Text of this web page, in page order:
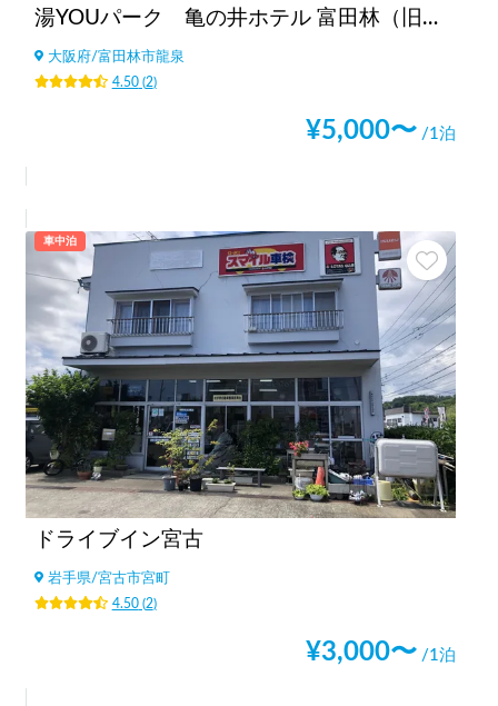
湯YOUパーク 亀の井ホテル 富田林（旧かんぽの宿富田林）（大阪府）
大阪府/富田林市龍泉
4.50(2)
¥5,000〜 /1泊
車中泊
ドライブイン宮古
岩手県/宮古市宮町
4.50(2)
¥3,000〜 /1泊